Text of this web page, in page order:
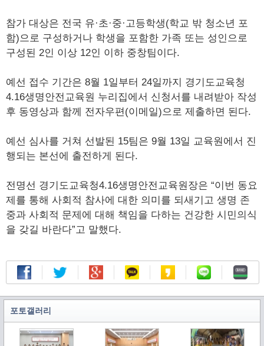
참가 대상은 전국 유·초·중·고등학생(학교 밖 청소년 포
함)으로 구성하거나 학생을 포함한 가족 또는 성인으로
구성된 2인 이상 12인 이하 중창팀이다.
예선 접수 기간은 8월 1일부터 24일까지 경기도교육청
4.16생명안전교육원 누리집에서 신청서를 내려받아 작성
후 동영상과 함께 전자우편(이메일)으로 제출하면 된다.
예선 심사를 거쳐 선발된 15팀은 9월 13일 교육원에서 진
행되는 본선에 출전하게 된다.
전명선 경기도교육청4.16생명안전교육원장은 “이번 동요
제를 통해 사회적 참사에 대한 의미를 되새기고 생명 존
중과 사회적 문제에 대해 책임을 다하는 건강한 시민의식
을 갖길 바란다”고 말했다.
포토갤러리